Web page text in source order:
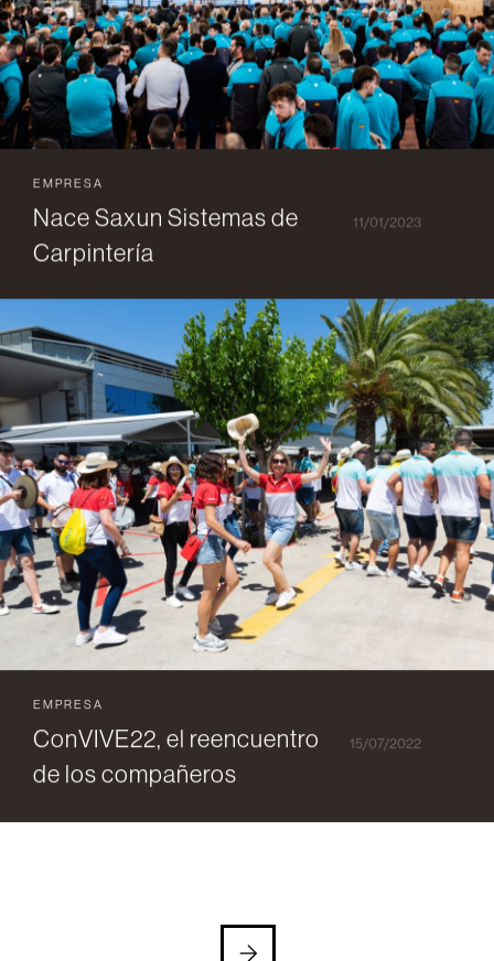
EMPRESA
Nace Saxun Sistemas de
Carpintería
11/01/2023
EMPRESA
ConVIVE22, el reencuentro
de los compañeros
15/07/2022